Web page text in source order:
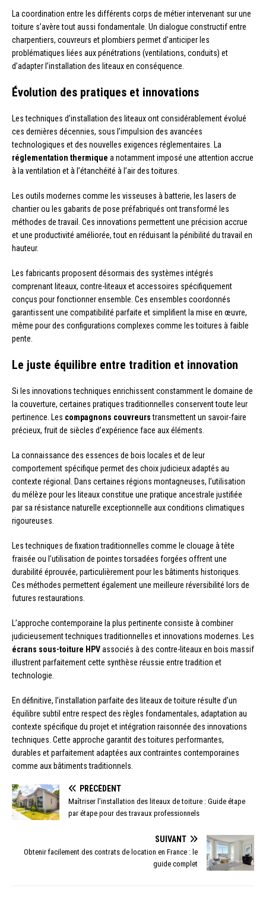
La coordination entre les différents corps de métier intervenant sur une
toiture s’avère tout aussi fondamentale. Un dialogue constructif entre
charpentiers, couvreurs et plombiers permet d’anticiper les
problématiques liées aux pénétrations (ventilations, conduits) et
d’adapter l’installation des liteaux en conséquence.
Évolution des pratiques et innovations
Les techniques d’installation des liteaux ont considérablement évolué
ces dernières décennies, sous l’impulsion des avancées
technologiques et des nouvelles exigences réglementaires. La
réglementation thermique a notamment imposé une attention accrue
à la ventilation et à l’étanchéité à l’air des toitures.
Les outils modernes comme les visseuses à batterie, les lasers de
chantier ou les gabarits de pose préfabriqués ont transformé les
méthodes de travail. Ces innovations permettent une précision accrue
et une productivité améliorée, tout en réduisant la pénibilité du travail en
hauteur.
Les fabricants proposent désormais des systèmes intégrés
comprenant liteaux, contre-liteaux et accessoires spécifiquement
conçus pour fonctionner ensemble. Ces ensembles coordonnés
garantissent une compatibilité parfaite et simplifient la mise en œuvre,
même pour des configurations complexes comme les toitures à faible
pente.
Le juste équilibre entre tradition et innovation
Si les innovations techniques enrichissent constamment le domaine de
la couverture, certaines pratiques traditionnelles conservent toute leur
pertinence. Les compagnons couvreurstransmettent un savoir-faire
précieux, fruit de siècles d’expérience face aux éléments.
La connaissance des essences de bois locales et de leur
comportement spécifique permet des choix judicieux adaptés au
contexte régional. Dans certaines régions montagneuses, l’utilisation
du mélèze pour les liteaux constitue une pratique ancestrale justifiée
par sa résistance naturelle exceptionnelle aux conditions climatiques
rigoureuses.
Les techniques de fixation traditionnelles comme le clouage à tête
fraisée ou l’utilisation de pointes torsadées forgées offrent une
durabilité éprouvée, particulièrement pour les bâtiments historiques.
Ces méthodes permettent également une meilleure réversibilité lors de
futures restaurations.
L’approche contemporaine la plus pertinente consiste à combiner
judicieusement techniques traditionnelles et innovations modernes. Les
écrans sous-toiture HPVassociés à des contre-liteaux en bois massif
illustrent parfaitement cette synthèse réussie entre tradition et
technologie.
En définitive, l’installation parfaite des liteaux de toiture résulte d’un
équilibre subtil entre respect des règles fondamentales, adaptation au
contexte spécifique du projet et intégration raisonnée des innovations
techniques. Cette approche garantit des toitures performantes,
durables et parfaitement adaptées aux contraintes contemporaines
comme aux bâtiments traditionnels.
PRÉCÉDENT
Maîtriser l’installation des liteaux de toiture : Guide étape
par étape pour des travaux professionnels
SUIVANT
Obtenir facilement des contrats de location en France : le
guide complet